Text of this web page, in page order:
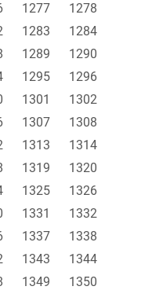
1277
1278
1283
1284
1289
1290
1295
1296
1301
1302
1307
1308
1313
1314
1319
1320
1325
1326
1331
1332
1337
1338
1343
1344
1349
1350